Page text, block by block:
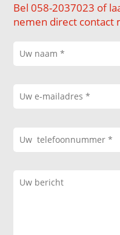
Bel 058-2037023 of
nemen direct contact